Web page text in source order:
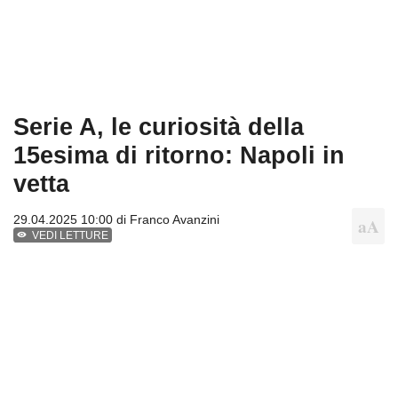
Serie A, le curiosità della
15esima di ritorno: Napoli in
vetta
29.04.2025 10:00 di Franco Avanzini
VEDI LETTURE